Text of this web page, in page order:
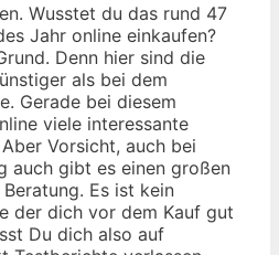
Wusstet du das rund 47
Jahr online einkaufen?
Denn hier sind die
als bei dem
Gerade bei diesem
viele interessante
Vorsicht, auch bei
auch gibt es einen großen
Es ist kein
der dich vor dem Kauf gut
Du dich also auf